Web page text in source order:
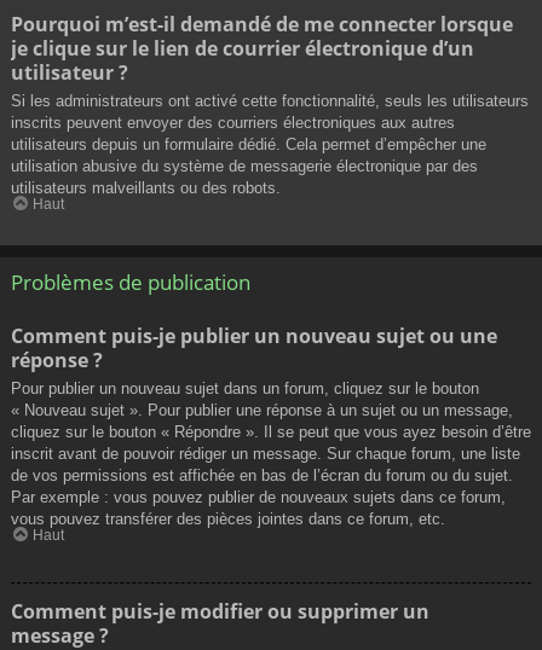
Pourquoi m’est-il demandé de me connecter lorsque
je clique sur le lien de courrier électronique d’un
utilisateur ?
Si les administrateurs ont activé cette fonctionnalité, seuls les utilisateurs
inscrits peuvent envoyer des courriers électroniques aux autres
utilisateurs depuis un formulaire dédié. Cela permet d’empêcher une
utilisation abusive du système de messagerie électronique par des
utilisateurs malveillants ou des robots.
Haut
Problèmes de publication
Comment puis-je publier un nouveau sujet ou une
réponse ?
Pour publier un nouveau sujet dans un forum, cliquez sur le bouton
« Nouveau sujet ». Pour publier une réponse à un sujet ou un message,
cliquez sur le bouton « Répondre ». Il se peut que vous ayez besoin d’être
inscrit avant de pouvoir rédiger un message. Sur chaque forum, une liste
de vos permissions est affichée en bas de l’écran du forum ou du sujet.
Par exemple : vous pouvez publier de nouveaux sujets dans ce forum,
vous pouvez transférer des pièces jointes dans ce forum, etc.
Haut
Comment puis-je modifier ou supprimer un
message ?